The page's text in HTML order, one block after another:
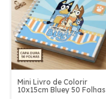
Mini Livro de Colorir
10x15cm Bluey 50 Folhas